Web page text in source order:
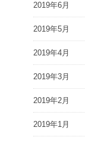
2019年6月
2019年5月
2019年4月
2019年3月
2019年2月
2019年1月